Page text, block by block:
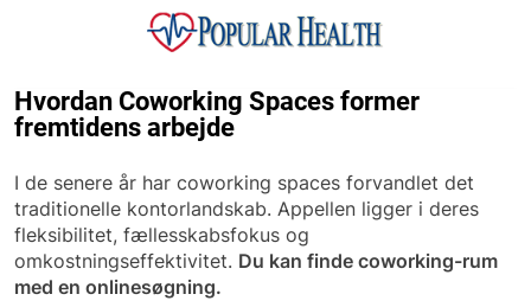
Popular Health
Hvordan Coworking Spaces former
fremtidens arbejde
I de senere år har coworking spaces forvandlet det
traditionelle kontorlandskab. Appellen ligger i deres
fleksibilitet, fællesskabsfokus og
omkostningseffektivitet. Du kan finde coworking-rum
med en onlinesøgning.